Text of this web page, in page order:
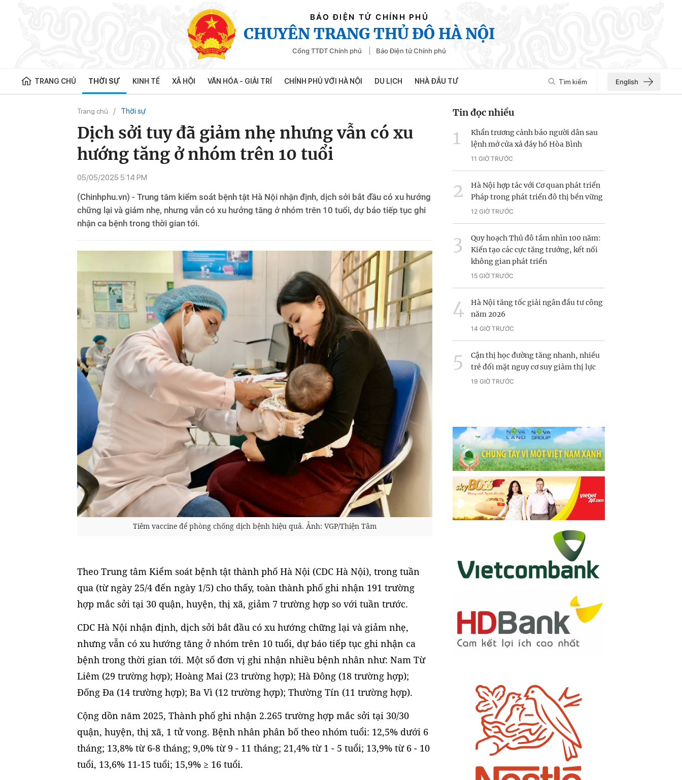
BÁO ĐIỆN TỬ CHÍNH PHỦ
CHUYÊN TRANG THỦ ĐÔ HÀ NỘI
Cổng TTĐT Chính phủ Báo Điện tử Chính phủ
TRANG CHỦ THỜI SỰ KINH TẾ XÃ HỘI VĂN HÓA - GIẢI TRÍ CHÍNH PHỦ VỚI HÀ NỘI DU LỊCH NHÀ ĐẦU TƯ Tìm kiếm English
Trang chủ Thời sự
Dịch sởi tuy đã giảm nhẹ nhưng vẫn có xu
hướng tăng ở nhóm trên 10 tuổi
05/05/2025 5:14 PM
(Chinhphu.vn) - Trung tâm kiểm soát bệnh tật Hà Nội nhận định, dịch sởi bắt đầu có xu hướng
chững lại và giảm nhẹ, nhưng vẫn có xu hướng tăng ở nhóm trên 10 tuổi, dự báo tiếp tục ghi
nhận ca bệnh trong thời gian tới.
Tiêm vaccine để phòng chống dịch bệnh hiệu quả. Ảnh: VGP/Thiện Tâm
Theo Trung tâm Kiểm soát bệnh tật thành phố Hà Nội (CDC Hà Nội), trong tuần
qua (từ ngày 25/4 đến ngày 1/5) cho thấy, toàn thành phố ghi nhận 191 trường
hợp mắc sởi tại 30 quận, huyện, thị xã, giảm 7 trường hợp so với tuần trước.
CDC Hà Nội nhận định, dịch sởi bắt đầu có xu hướng chững lại và giảm nhẹ,
nhưng vẫn có xu hướng tăng ở nhóm trên 10 tuổi, dự báo tiếp tục ghi nhận ca
bệnh trong thời gian tới. Một số đơn vị ghi nhận nhiều bệnh nhân như: Nam Từ
Liêm (29 trường hợp); Hoàng Mai (23 trường hợp); Hà Đông (18 trường hợp);
Đống Đa (14 trường hợp); Ba Vì (12 trường hợp); Thường Tín (11 trường hợp).
Cộng dồn năm 2025, Thành phố ghi nhận 2.265 trường hợp mắc sởi tại 30/30
quận, huyện, thị xã, 1 tử vong. Bệnh nhân phân bố theo nhóm tuổi: 12,5% dưới 6
tháng; 13,8% từ 6-8 tháng; 9,0% từ 9 - 11 tháng; 21,4% từ 1 - 5 tuổi; 13,9% từ 6 - 10
tuổi, 13,6% 11-15 tuổi; 15,9% ≥ 16 tuổi.
Tin đọc nhiều
Khẩn trương cảnh báo người dân sau
lệnh mở cửa xả đáy hồ Hòa Bình
11 GIỜ TRƯỚC
Hà Nội hợp tác với Cơ quan phát triển
Pháp trong phát triển đô thị bền vững
12 GIỜ TRƯỚC
Quy hoạch Thủ đô tầm nhìn 100 năm:
Kiến tạo các cực tăng trưởng, kết nối
không gian phát triển
15 GIỜ TRƯỚC
Hà Nội tăng tốc giải ngân đầu tư công
năm 2026
14 GIỜ TRƯỚC
Cận thị học đường tăng nhanh, nhiều
trẻ đối mặt nguy cơ suy giảm thị lực
19 GIỜ TRƯỚC